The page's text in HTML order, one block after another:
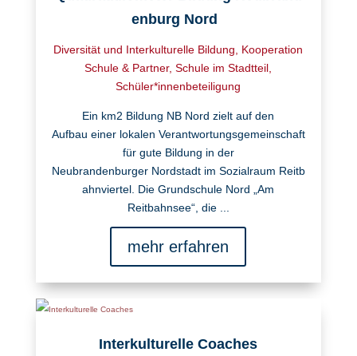
enburg Nord
Diversität und Interkulturelle Bildung
Kooperation
Schule & Partner, Schule im Stadtteil
Schüler*innenbeteiligung
Ein km2 Bildung NB Nord zielt auf den
Aufbau einer lokalen Verantwortungsgemeinschaft
für gute Bildung in der
Neubrandenburger Nordstadt im Sozialraum Reitb
ahnviertel. Die Grundschule Nord „Am
Reitbahnsee“, die ...
mehr erfahren
Interkulturelle Coaches